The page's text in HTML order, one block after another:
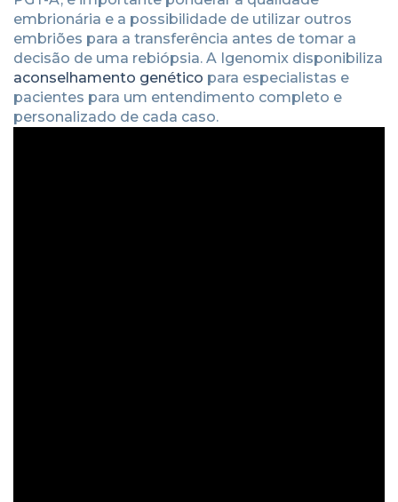
embrionária e a possibilidade de utilizar outros
embriões para a transferência antes de tomar a
decisão de uma rebiópsia. A Igenomix disponibiliza
aconselhamento genético para especialistas e
pacientes para um entendimento completo e
personalizado de cada caso.